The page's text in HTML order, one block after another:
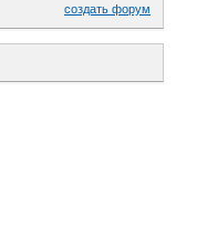
создать форум